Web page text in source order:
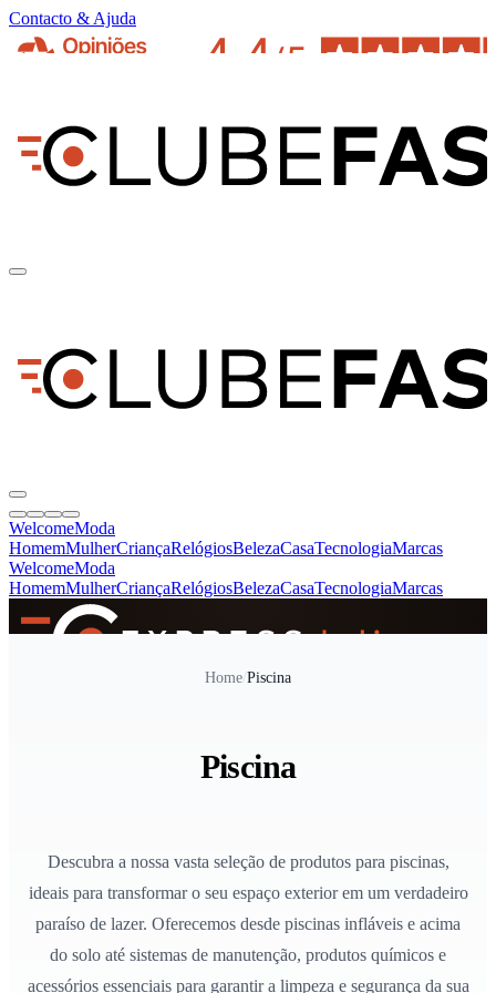
Contacto & Ajuda
WelcomeModa
HomemMulherCriançaRelógiosBelezaCasaTecnologiaMarcas
WelcomeModa
HomemMulherCriançaRelógiosBelezaCasaTecnologiaMarcas
Home/Piscina
Piscina
Descubra a nossa vasta seleção de produtos para piscinas,
ideais para transformar o seu espaço exterior em um verdadeiro
paraíso de lazer. Oferecemos desde piscinas infláveis e acima
do solo até sistemas de manutenção, produtos químicos e
acessórios essenciais para garantir a limpeza e segurança da sua